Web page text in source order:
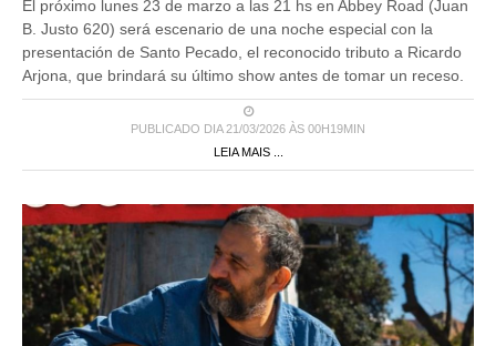
El próximo lunes 23 de marzo a las 21 hs en Abbey Road (Juan
B. Justo 620) será escenario de una noche especial con la
presentación de Santo Pecado, el reconocido tributo a Ricardo
Arjona, que brindará su último show antes de tomar un receso.
PUBLICADO DIA 21/03/2026 ÀS 00H19MIN
LEIA MAIS ...